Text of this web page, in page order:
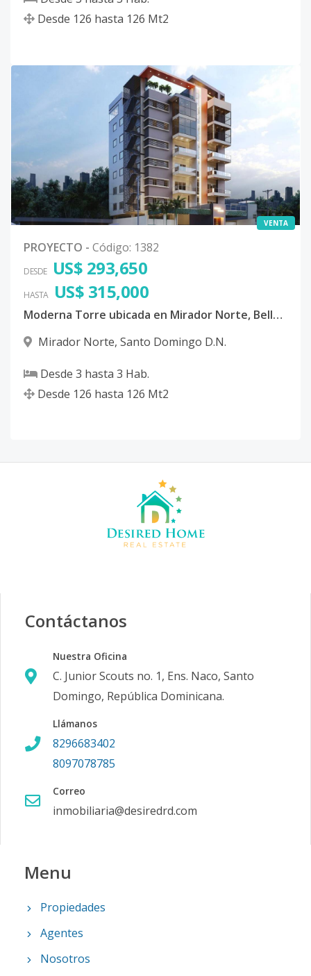
Desde 126 hasta 126 Mt2
VENTA
PROYECTO - Código: 1382
DESDE US$ 293,650
HASTA US$ 315,000
Moderna Torre ubicada en Mirador Norte, Bella Vista, Distrito Nacional
Mirador Norte, Santo Domingo D.N.
Desde 3 hasta 3 Hab.
Desde 126 hasta 126 Mt2
Contáctanos
Nuestra Oficina
C. Junior Scouts no. 1, Ens. Naco, Santo
Domingo, República Dominicana.
Llámanos
8296683402
8097078785
Correo
inmobiliaria@desiredrd.com
Menu
Propiedades
Agentes
Nosotros